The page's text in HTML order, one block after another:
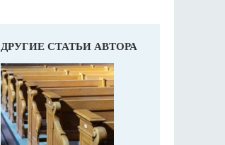
ДРУГИЕ СТАТЬИ АВТОРА